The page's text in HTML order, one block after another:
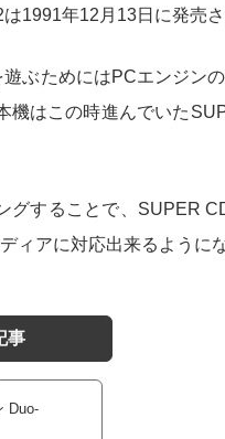
1991年12月13日に発売さ
ぶためにはPCエンジン
機はこの時進んでいた
グすることで、SUPER
ィアに対応出来るように
事
Duo-